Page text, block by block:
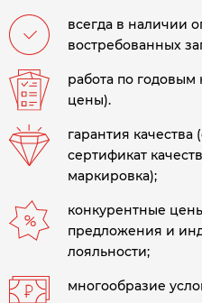
всегда в наличии
востребованных
работа по годовым
цены).
гарантия качества
сертификат
маркировка);
конкурентные
предложения и
лояльности;
многообразие